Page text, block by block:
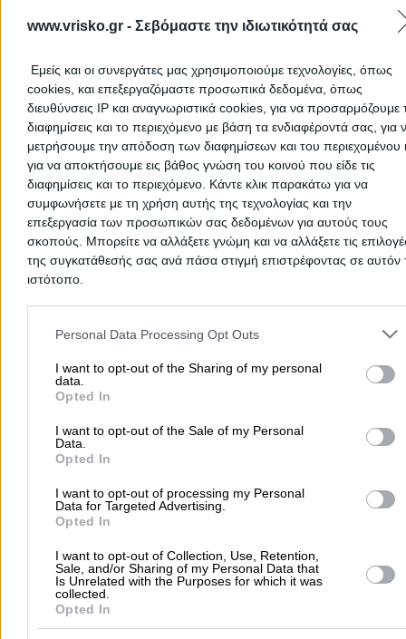
www.vrisko.gr - Σεβόμαστε την ιδιωτικότητά σας
Εμείς και οι συνεργάτες μας χρησιμοποιούμε τεχνολογίες, όπως
cookies, και επεξεργαζόμαστε προσωπικά δεδομένα, όπως
διευθύνσεις IP και αναγνωριστικά cookies, για να προσαρμόζουμε
διαφημίσεις και το περιεχόμενο με βάση τα ενδιαφέροντά σας, για
μετρήσουμε την απόδοση των διαφημίσεων και του περιεχομένου
για να αποκτήσουμε εις βάθος γνώση του κοινού που είδε τις
διαφημίσεις και το περιεχόμενο. Κάντε κλικ παρακάτω για να
συμφωνήσετε με τη χρήση αυτής της τεχνολογίας και την
επεξεργασία των προσωπικών σας δεδομένων για αυτούς τους
σκοπούς. Μπορείτε να αλλάξετε γνώμη και να αλλάξετε τις
της συγκατάθεσής σας ανά πάσα στιγμή επιστρέφοντας σε αυτόν
ιστότοπο.
Please note that this website/app uses one or more Google
and may gather and store information including but not limited to
to Google and its third-party tags to use your data for below
purposes in below Google consent section.
Personal Data Processing Opt Outs
I want to opt-out of the Sharing of my personal
data.
Opted In
I want to opt-out of the Sale of my Personal
Data.
Opted In
I want to opt-out of processing my Personal
Data for Targeted Advertising.
Opted In
I want to opt-out of Collection, Use, Retention,
Sale, and/or Sharing of my Personal Data that
Is Unrelated with the Purposes for which it was
collected.
Opted In
August
October
November
December
Add a Review
There aren't any reviews yet
This professional has not received any reviews yet. Be the
first to share your experience and help other users
right choice!